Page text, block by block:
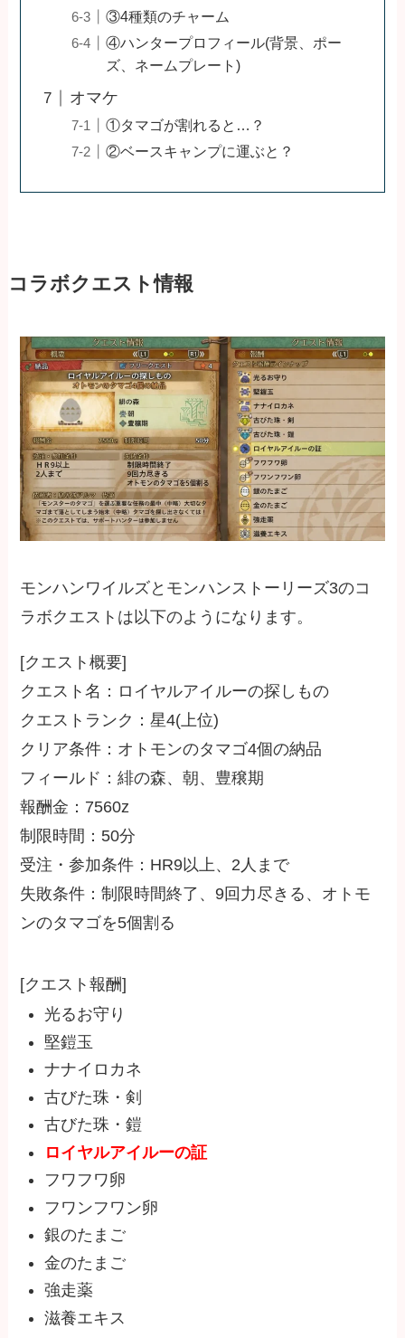
③4種類のチャーム
④ハンタープロフィール(背景、ポー
ズ、ネームプレート)
オマケ
①タマゴが割れると…？
②ベースキャンプに運ぶと？
コラボクエスト情報
モンハンワイルズとモンハンストーリーズ3のコ
ラボクエストは以下のようになります。
[クエスト概要]
クエスト名：ロイヤルアイルーの探しもの
クエストランク：星4(上位)
クリア条件：オトモンのタマゴ4個の納品
フィールド：緋の森、朝、豊穣期
報酬金：7560z
制限時間：50分
受注・参加条件：HR9以上、2人まで
失敗条件：制限時間終了、9回力尽きる、オトモ
ンのタマゴを5個割る
[クエスト報酬]
光るお守り
堅鎧玉
ナナイロカネ
古びた珠・剣
古びた珠・鎧
ロイヤルアイルーの証
フワフワ卵
フワンフワン卵
銀のたまご
金のたまご
強走薬
滋養エキス